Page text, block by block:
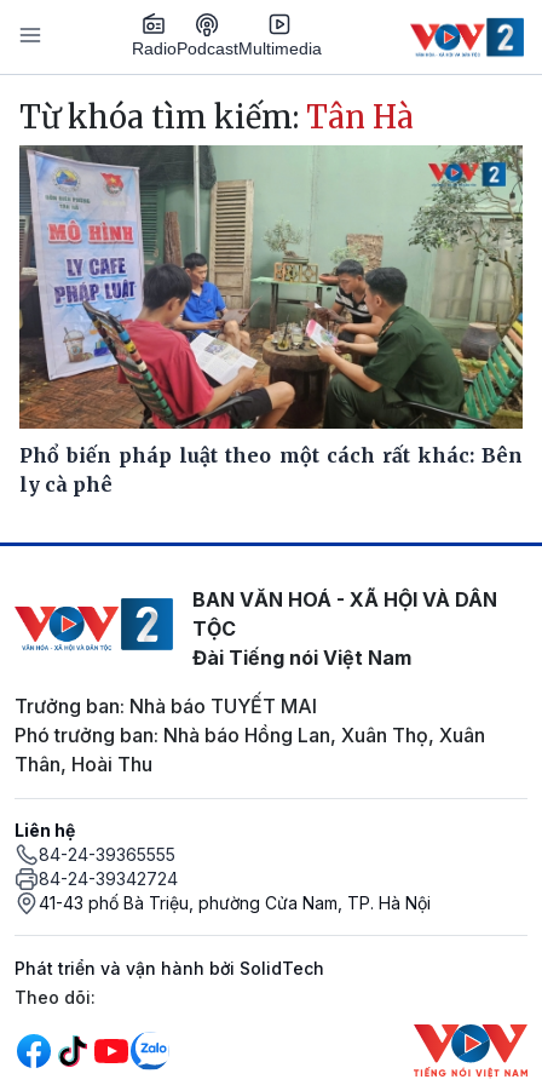
Nhảy đến nội dung
RadioPodcastMultimedia
Main navigation
Từ khóa tìm kiếm: Tân Hà
Phổ biến pháp luật theo một cách rất khác: Bên
ly cà phê
BAN VĂN HOÁ - XÃ HỘI VÀ DÂN
TỘC
Đài Tiếng nói Việt Nam
Trưởng ban: Nhà báo TUYẾT MAI
Phó trưởng ban: Nhà báo Hồng Lan, Xuân Thọ, Xuân
Thân, Hoài Thu
Liên hệ
84-24-39365555
84-24-39342724
41-43 phố Bà Triệu, phường Cửa Nam, TP. Hà Nội
Phát triển và vận hành bởi SolidTech
Mạng xã hội
Theo dõi: